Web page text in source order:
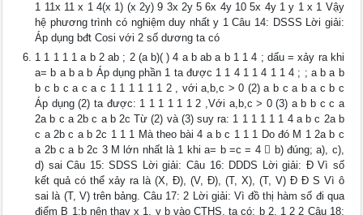
1 11x 11 x 1 4(x 1) (x 2y) 9 3x 2y 5 6x 4y 10 5x 4y 1 y 1 x 1 Vậy
hệ phương trình có nghiệm duy nhất y 1 Câu 14: DSSS Lời giải:
Áp dụng bđt Cosi với 2 số dương ta có
1 1 1 1 1 a b 2 ab ; 2 (a b)( ) 4 a b ab a b 1 1 4 ; dấu = xảy ra khi
a= b a b a b Áp dụng phần 1 ta được 1 1 4 1 1 4 1 1 4 ; ; a b a b
b c b c a c a c 1 1 1 1 1 1 2 , với a,b,c > 0 (2) a b c a b a c b c
Áp dụng (2) ta được: 1 1 1 1 1 1 2 ,Với a,b,c > 0 (3) a b b c c a
2a b c a 2b c a b 2c Từ (2) và (3) suy ra: 1 1 1 1 1 1 4 a b c 2a b
c a 2b c a b 2c 1 1 1 Mà theo bài 4 a b c 1 1 1 Do đó M 1 2a b c
a 2b c a b 2c 3 M lớn nhất là 1 khi a= b =c = 4  b) đúng; a), c),
d) sai Câu 15: SDSS Lời giải: Câu 16: DDDS Lời giải: Đ Vì số
kết quả có thể xảy ra là (X, Đ), (V, Đ), (T, X), (T, V) Đ Đ S Vì ô
sai là (T, V) trên bảng. Câu 17: 2 Lời giải: Vì đồ thị hàm số đi qua
điểm B 1;b nên thay x 1, y b vào CTHS, ta có: b 2. 1 2 2 Câu 18: